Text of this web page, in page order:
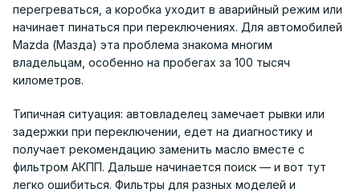
перегреваться, а коробка уходит в аварийный режим или
начинает пинаться при переключениях. Для автомобилей
Mazda (Мазда) эта проблема знакома многим
владельцам, особенно на пробегах за 100 тысяч
километров.
Типичная ситуация: автовладелец замечает рывки или
задержки при переключении, едет на диагностику и
получает рекомендацию заменить масло вместе с
фильтром АКПП. Дальше начинается поиск — и вот тут
легко ошибиться. Фильтры для разных моделей и